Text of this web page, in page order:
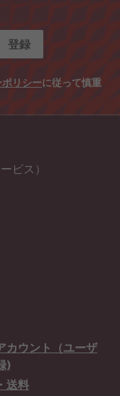
登録
リシーに従って慎重
ビス）
カウント（ユーザ
)
送料